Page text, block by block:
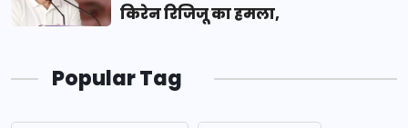
किरेन रिजिजू का हमला,
Popular Tag